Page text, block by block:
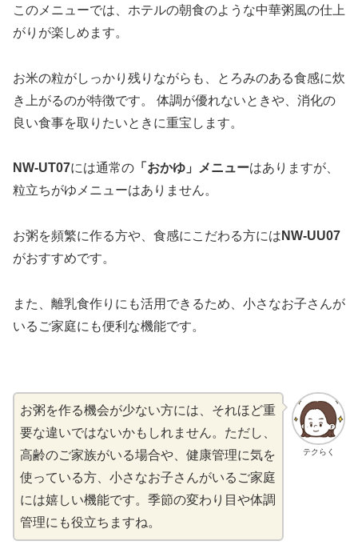
このメニューでは、ホテルの朝食のような中華粥風の仕上
がりが楽しめます。
お米の粒がしっかり残りながらも、とろみのある食感に炊
き上がるのが特徴です。 体調が優れないときや、消化の
良い食事を取りたいときに重宝します。
NW-UT07には通常の 「おかゆ」メニューはありますが、
粒立ちがゆメニューはありません。
お粥を頻繁に作る方や、食感にこだわる方には NW-UU07
がおすすめです。
また、離乳食作りにも活用できるため、小さなお子さんが
いるご家庭にも便利な機能です。
テクらく
お粥を作る機会が少ない方には、それほど重
要な違いではないかもしれません。ただし、
高齢のご家族がいる場合や、健康管理に気を
使っている方、小さなお子さんがいるご家庭
には嬉しい機能です。季節の変わり目や体調
管理にも役立ちますね。